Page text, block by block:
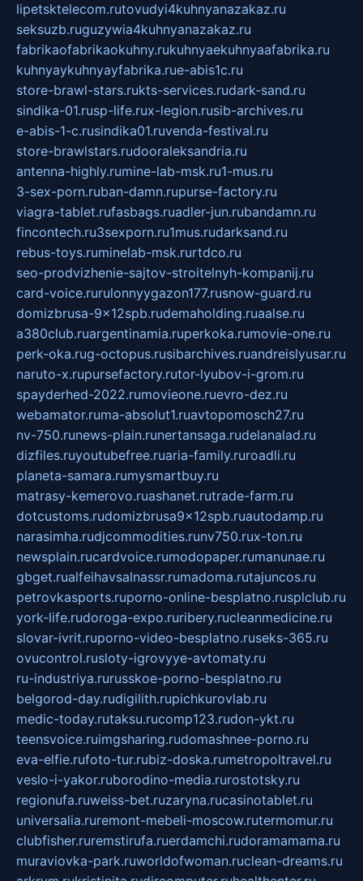
lipetsktelecom.rutovudyi4kuhnyanazakaz.ru
seksuzb.ruguzywia4kuhnyanazakaz.ru
fabrikaofabrikaokuhny.rukuhnyaekuhnyaafabrika.ru
kuhnyaykuhnyayfabrika.rue-abis1c.ru
store-brawl-stars.rukts-services.rudark-sand.ru
sindika-01.rusp-life.rux-legion.rusib-archives.ru
e-abis-1-c.rusindika01.ruvenda-festival.ru
store-brawlstars.rudooraleksandria.ru
antenna-highly.rumine-lab-msk.ru1-mus.ru
3-sex-porn.ruban-damn.rupurse-factory.ru
viagra-tablet.rufasbags.ruadler-jun.rubandamn.ru
fincontech.ru3sexporn.ru1mus.rudarksand.ru
rebus-toys.ruminelab-msk.rurtdco.ru
seo-prodvizhenie-sajtov-stroitelnyh-kompanij.ru
card-voice.rurulonnyygazon177.rusnow-guard.ru
domizbrusa-9x12spb.rudemaholding.ruaalse.ru
a380club.ruargentinamia.ruperkoka.rumovie-one.ru
perk-oka.rug-octopus.rusibarchives.ruandreislyusar.ru
naruto-x.rupursefactory.rutor-lyubov-i-grom.ru
spayderhed-2022.rumovieone.ruevro-dez.ru
webamator.ruma-absolut1.ruavtopomosch27.ru
nv-750.runews-plain.runertansaga.rudelanalad.ru
dizfiles.ruyoutubefree.ruaria-family.ruroadli.ru
planeta-samara.rumysmartbuy.ru
matrasy-kemerovo.ruashanet.rutrade-farm.ru
dotcustoms.rudomizbrusa9x12spb.ruautodamp.ru
narasimha.rudjcommodities.runv750.rux-ton.ru
newsplain.rucardvoice.rumodopaper.rumanunae.ru
gbget.rualfeihavsalnassr.rumadoma.rutajuncos.ru
petrovkasports.ruporno-online-besplatno.rusplclub.ru
york-life.rudoroga-expo.ruribery.rucleanmedicine.ru
slovar-ivrit.ruporno-video-besplatno.ruseks-365.ru
ovucontrol.rusloty-igrovyye-avtomaty.ru
ru-industriya.rurusskoe-porno-besplatno.ru
belgorod-day.rudigilith.rupichkurovlab.ru
medic-today.rutaksu.rucomp123.rudon-ykt.ru
teensvoice.ruimgsharing.rudomashnee-porno.ru
eva-elfie.rufoto-tur.rubiz-doska.rumetropoltravel.ru
veslo-i-yakor.ruborodino-media.rurostotsky.ru
regionufa.ruweiss-bet.ruzaryna.rucasinotablet.ru
universalia.ruremont-mebeli-moscow.rutermomur.ru
clubfisher.ruremstirufa.ruerdamchi.rudoramamama.ru
muraviovka-park.ruworldofwoman.ruclean-dreams.ru